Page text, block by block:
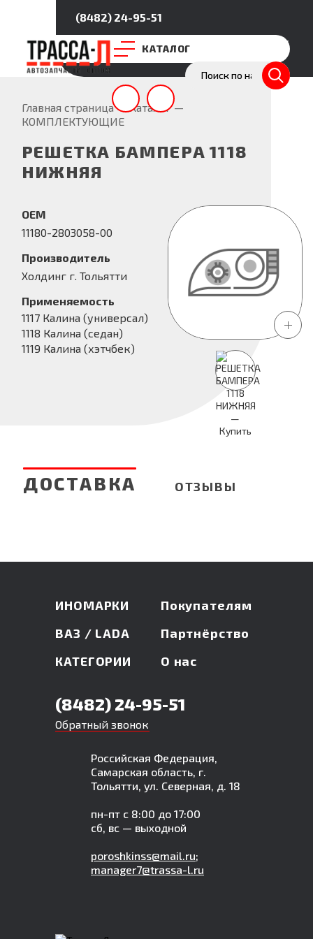
(8482) 24-95-51
Покупателям О нас
КАТАЛОГ
Главная страница—Каталог—
КОМПЛЕКТУЮЩИЕ
РЕШЕТКА БАМПЕРА 1118
НИЖНЯЯ
OEM
11180-2803058-00
Производитель
Холдинг г. Тольятти
Применяемость
1117 Калина (универсал)
1118 Калина (седан)
1119 Калина (хэтчбек)
ДОСТАВКА ОТЗЫВЫ
ИНОМАРКИ
ВАЗ / LADA
КАТЕГОРИИ
Покупателям
Партнёрство
О нас
(8482) 24-95-51
Обратный звонок
Российская Федерация,
Самарская область, г.
Тольятти, ул. Северная, д. 18
пн-пт с 8:00 до 17:00
сб, вс — выходной
poroshkinss@mail.ru;
manager7@trassa-l.ru